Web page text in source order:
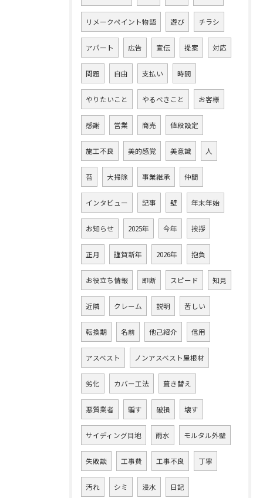
リメークペイント物語 遊び チラシ
アパート 広告 宣伝 提案 対応
問題 自由 支払い 時間
やりたいこと やるべきこと お客様
感謝 営業 商売 値段設定
施工不良 美的感覚 美意識 人
苔 大掃除 事業継承 仲間
インタビュー 記事 壁 年末年始
お知らせ 2025年 今年 挨拶
正月 謹賀新年 2026年 抱負
お役立ち情報 即断 スピード 知見
近隣 クレーム 説明 苦しい
転換期 名前 他己紹介 信用
アスベスト ノンアスベスト屋根材
劣化 カバー工法 葺き替え
悪質業者 騙す 破損 壊す
サイディング目地 雨水 モルタル外壁
失敗談 工事費 工事不良 丁寧
汚れ シミ 浸水 日記